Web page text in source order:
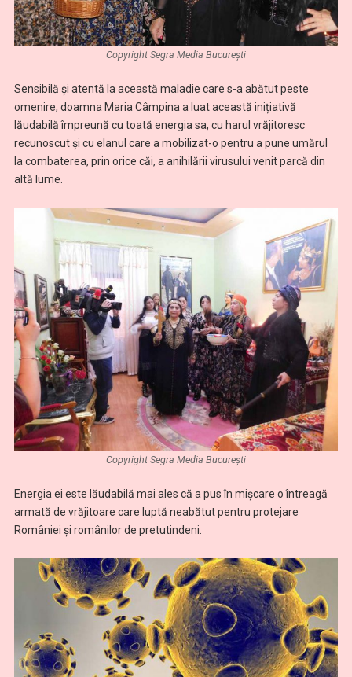
Copyright Segra Media București
Sensibilă și atentă la această maladie care s-a abătut peste
omenire, doamna Maria Câmpina a luat această inițiativă
lăudabilă împreună cu toată energia sa, cu harul vrăjitoresc
recunoscut și cu elanul care a mobilizat-o pentru a pune umărul
la combaterea, prin orice căi, a anihilării virusului venit parcă din
altă lume.
Copyright Segra Media București
Energia ei este lăudabilă mai ales că a pus în mișcare o întreagă
armată de vrăjitoare care luptă neabătut pentru protejare
României și românilor de pretutindeni.